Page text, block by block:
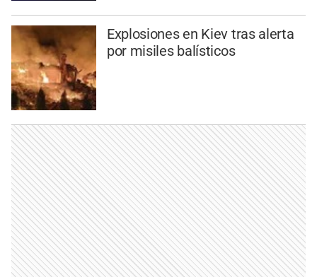
Explosiones en Kiev tras alerta
por misiles balísticos